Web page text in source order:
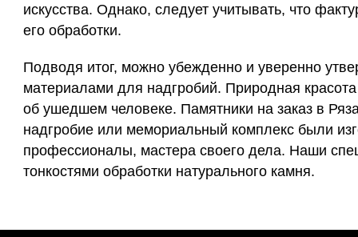
искусства. Однако, следует учитывать, что
его обработки.
Подводя итог, можно убежденно и уверенно
материалами для надгробий. Природная
об ушедшем человеке. Памятники на заказ в
надгробие или мемориальный комплекс были
профессионалы, мастера своего дела. Наши
тонкостями обработки натурального камня.